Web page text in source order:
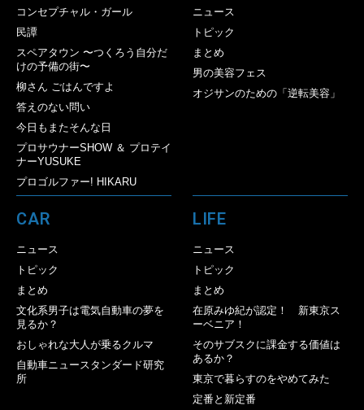
コンセプチャル・ガール
民譚
スペアタウン 〜つくろう自分だ
けの予備の街〜
柳さん ごはんですよ
答えのない問い
今日もまたそんな日
プロサウナーSHOW ＆ プロテイ
ナーYUSUKE
プロゴルファー! HIKARU
ニュース
トピック
まとめ
男の美容フェス
オジサンのための「逆転美容」
CAR
ニュース
トピック
まとめ
文化系男子は電気自動車の夢を
見るか？
おしゃれな大人が乗るクルマ
自動車ニュースタンダード研究
所
LIFE
ニュース
トピック
まとめ
在原みゆ紀が認定！ 新東京ス
ーベニア！
そのサブスクに課金する価値は
あるか？
東京で暮らすのをやめてみた
定番と新定番